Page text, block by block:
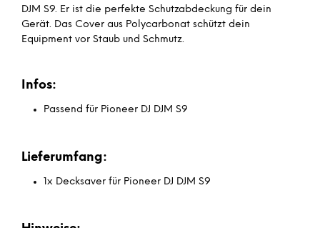
DJM S9. Er ist die perfekte Schutzabdeckung für dein
Gerät. Das Cover aus Polycarbonat schützt dein
Equipment vor Staub und Schmutz.
Infos:
Passend für Pioneer DJ DJM S9
Lieferumfang:
1x Decksaver für Pioneer DJ DJM S9